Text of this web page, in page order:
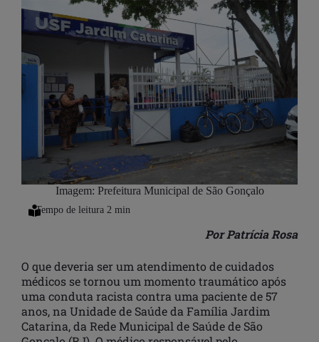
Imagem: Prefeitura Municipal de São Gonçalo
Por Patrícia Rosa
O que deveria ser um atendimento de cuidados
médicos se tornou um momento traumático após
uma conduta racista contra uma paciente de 57
anos, na Unidade de Saúde da Família Jardim
Catarina, da Rede Municipal de Saúde de São